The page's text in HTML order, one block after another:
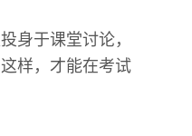
身于课堂讨论，
样，才能在考试